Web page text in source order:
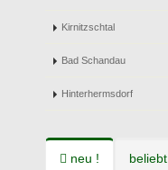
Kirnitzschtal
Bad Schandau
Hinterhermsdorf
neu ! beliebt